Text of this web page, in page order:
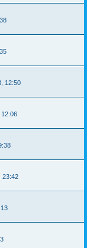
12:50
23:42